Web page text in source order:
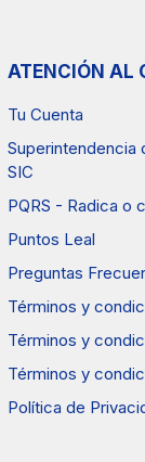
ATENCIÓN AL
Tu Cuenta
Superintendencia
SIC
PQRS - Radica o
Puntos Leal
Preguntas
Términos y
Términos y
Términos y
Política de